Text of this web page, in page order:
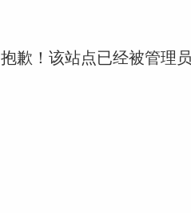
抱歉！该站点已经被管理